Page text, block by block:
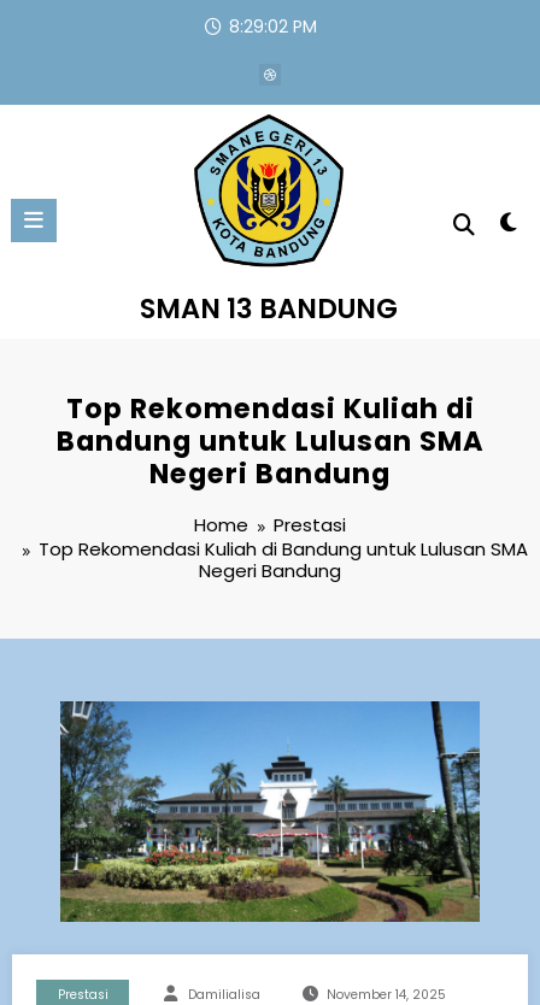
8:29:03 PM
SMAN 13 BANDUNG
Top Rekomendasi Kuliah di
Bandung untuk Lulusan SMA
Negeri Bandung
Home
Prestasi
Top Rekomendasi Kuliah di Bandung untuk Lulusan SMA
Negeri Bandung
Prestasi Damilialisa November 14, 2025